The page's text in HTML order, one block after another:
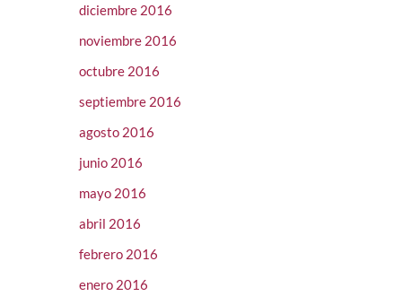
diciembre 2016
noviembre 2016
octubre 2016
septiembre 2016
agosto 2016
junio 2016
mayo 2016
abril 2016
febrero 2016
enero 2016